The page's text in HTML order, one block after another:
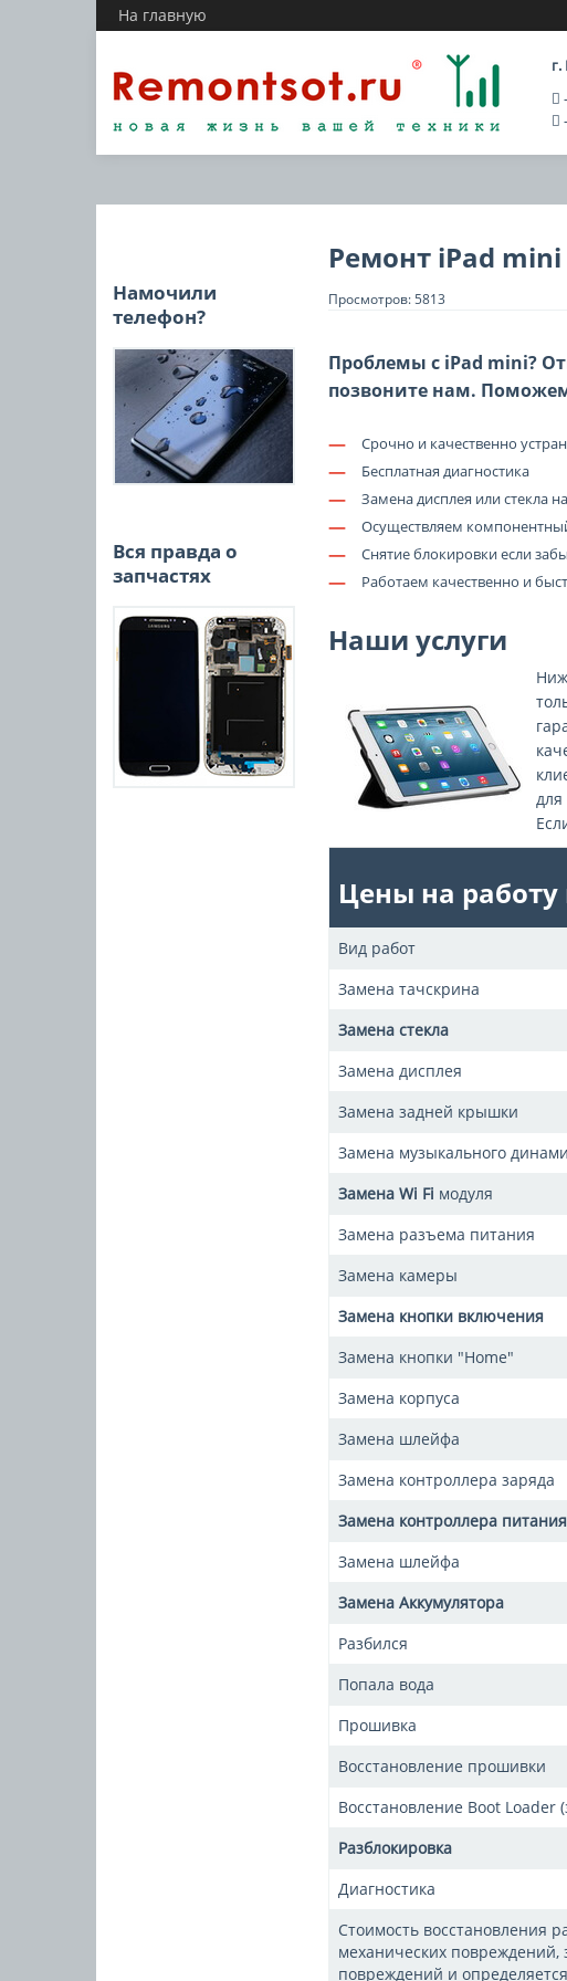
На главную
-
-
Ремонт iPad
Просмотров: 5813
Проблемы с iPad mini?
позвоните нам.
— Срочно и качественно
— Бесплатная диагностика
— Замена дисплея или стекла
— Осуществляем
— Снятие блокировки если
— Работаем качественно и
Наши услуги
для
Цены на
Вид работ
Замена тачскрина
Замена стекла
Замена дисплея
Замена задней крышки
Замена музыкального
Замена Wi Fi модуля
Замена разъема питания
Замена камеры
Замена кнопки включения
Замена кнопки "Home"
Замена корпуса
Замена шлейфа
Замена контроллера заряда
Замена контроллера питания
Замена шлейфа
Замена Аккумулятора
Разбился
Попала вода
Прошивка
Восстановление прошивки
Восстановление Boot Loader
Разблокировка
Диагностика
Стоимость восстановления
механических повреждений,
повреждений и
Намочили
телефон?
Вся правда о
запчастях